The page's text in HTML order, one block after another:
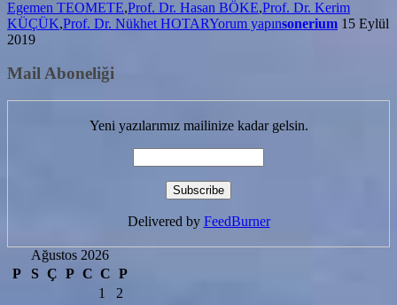
Egemen TEOMETE,Prof. Dr. Hasan BÖKE,Prof. Dr. Kerim
KÜÇÜK,Prof. Dr. Nükhet HOTARYorum yapınsonerium 15 Eylül
2019
Mail Aboneliği
Yeni yazılarımız mailinize kadar gelsin.
Delivered by FeedBurner
Ağustos 2026
P
S Ç P C C P
1
2